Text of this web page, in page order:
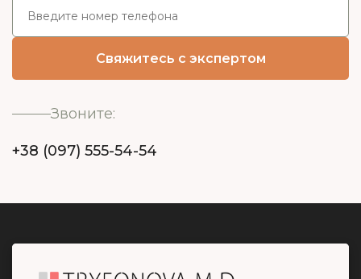
Звоните:
+38 (097) 555-54-54